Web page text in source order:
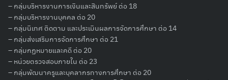
– กลุ่มบริหารงานการเงินและสินทรัพย์ ต่อ 18
– กลุ่มบริหารงานบุคคล ต่อ 20
– กลุ่มนิเทศ ติดตาม และประเมินผลการจัดการศึกษา ต่อ 14
– กลุ่มส่งเสริมการจัดการศึกษา ต่อ 21
– กลุ่มกฏหมายและคดี ต่อ 20
– หน่วยตรวจสอบภายใน ต่อ 23
– กลุ่มพัฒนาครูและบุคลากรทางการศึกษา ต่อ 20